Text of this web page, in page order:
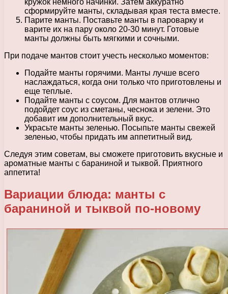
сформируйте манты, складывая края теста вместе.
Парите манты. Поставьте манты в пароварку и
варите их на пару около 20-30 минут. Готовые
манты должны быть мягкими и сочными.
При подаче мантов стоит учесть несколько моментов:
Подайте манты горячими. Манты лучше всего
наслаждаться, когда они только что приготовлены и
еще теплые.
Подайте манты с соусом. Для мантов отлично
подойдет соус из сметаны, чеснока и зелени. Это
добавит им дополнительный вкус.
Украсьте манты зеленью. Посыпьте манты свежей
зеленью, чтобы придать им аппетитный вид.
Следуя этим советам, вы сможете приготовить вкусные и
ароматные манты с бараниной и тыквой. Приятного
аппетита!
Вариации блюда: манты с
бараниной и тыквой по-новому